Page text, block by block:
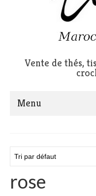
Vente de thés,
Menu
Le Blog…
rose